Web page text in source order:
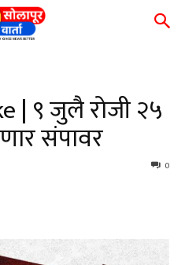
| ९ जुलै रोजी २५
संपावर
0